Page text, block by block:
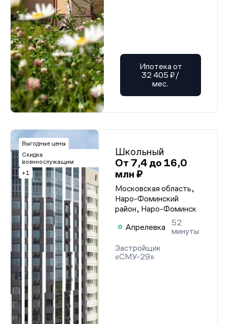
Ипотека от
32 405 ₽/
мес.
Выгодные цены
Скидка
военнослужащим
+1
Школьный
От 7,4 до 16,0
млн ₽
Московская область,
Наро-Фоминский
район, Наро-Фоминск
Апрелевка
52
минуты
Застройщик
«СМУ-29»